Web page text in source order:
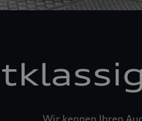
Wir kennen Ihren